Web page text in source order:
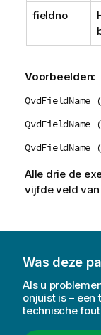
fieldno
Voorbeelden:
Alle drie de
vijfde veld van
Was deze
Als u
onjuist is – een
technische